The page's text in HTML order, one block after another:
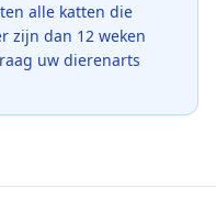
alle katten die
zijn dan 12 weken
uw dierenarts